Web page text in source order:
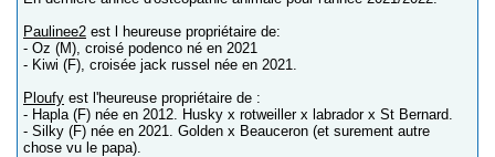
Paulinee2 est l heureuse propriétaire de:
- Oz (M), croisé podenco né en 2021
- Kiwi (F), croisée jack russel née en 2021.
Ploufy est l'heureuse propriétaire de :
- Hapla (F) née en 2012. Husky x rotweiller x labrador x St Bernard.
- Silky (F) née en 2021. Golden x Beauceron (et surement autre
chose vu le papa).